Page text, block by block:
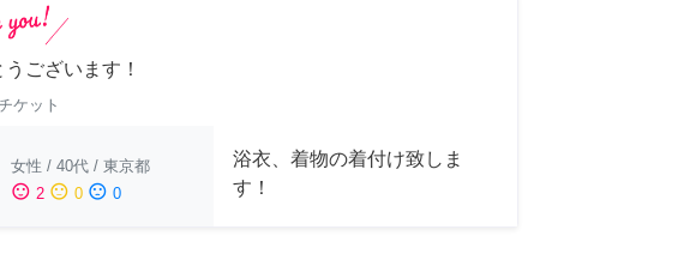
ございます！
ケット
女性 / 40代 / 東京都
sentiment_satisfied 2 sentiment_neutral 0 sentiment_dissatisfied 0
浴衣、着物の着付け致しま
す！